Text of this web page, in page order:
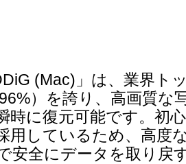
(Mac)」は、業界ト
）を誇り、高画質な
時に復元可能です。初
用しているため、高度
安全にデータを取り戻